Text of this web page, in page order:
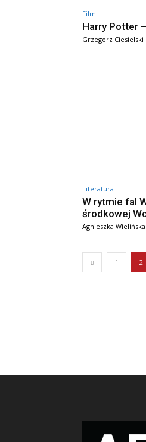
Film
Harry Potter
Grzegorz Ciesielski
Literatura
W rytmie fal
środkowej
Agnieszka Wielińska
1 2